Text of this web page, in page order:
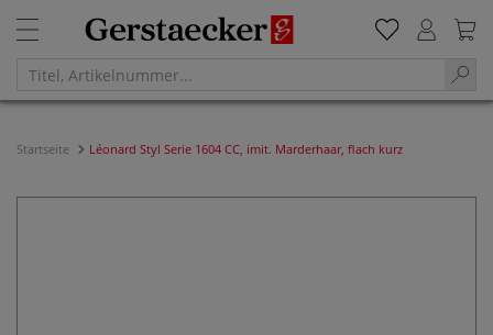
Startseite Léonard Styl Serie 1604 CC, imit. Marderhaar, flach kurz